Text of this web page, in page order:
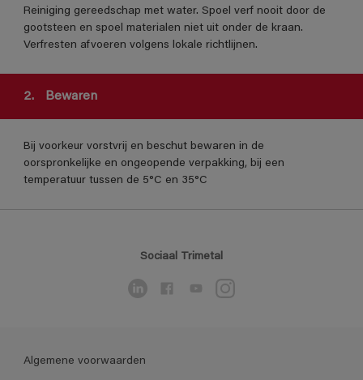
Reiniging gereedschap met water. Spoel verf nooit door de
gootsteen en spoel materialen niet uit onder de kraan.
Verfresten afvoeren volgens lokale richtlijnen.
2. Bewaren
Bij voorkeur vorstvrij en beschut bewaren in de
oorspronkelijke en ongeopende verpakking, bij een
temperatuur tussen de 5°C en 35°C
Sociaal Trimetal
Algemene voorwaarden